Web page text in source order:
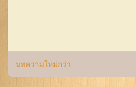
บทความใหม่กว่า